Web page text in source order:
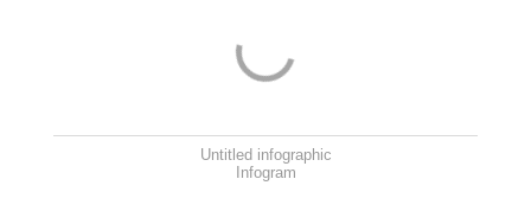
Untitled infographic
Infogram